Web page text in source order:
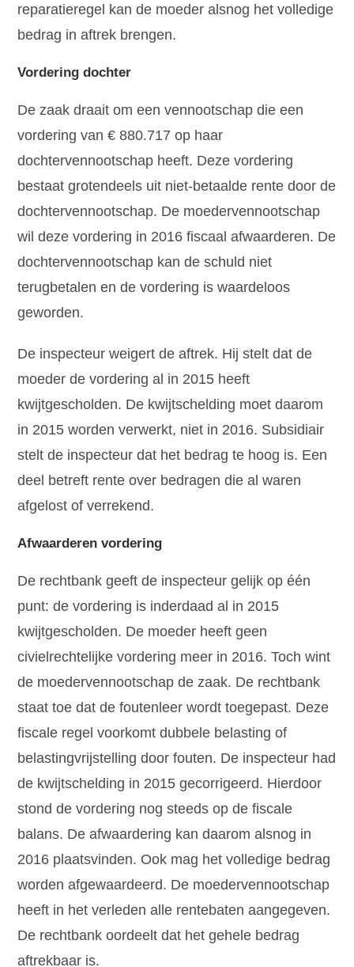
reparatieregel kan de moeder alsnog het volledige
bedrag in aftrek brengen.
Vordering dochter
De zaak draait om een vennootschap die een
vordering van € 880.717 op haar
dochtervennootschap heeft. Deze vordering
bestaat grotendeels uit niet-betaalde rente door de
dochtervennootschap. De moedervennootschap
wil deze vordering in 2016 fiscaal afwaarderen. De
dochtervennootschap kan de schuld niet
terugbetalen en de vordering is waardeloos
geworden.
De inspecteur weigert de aftrek. Hij stelt dat de
moeder de vordering al in 2015 heeft
kwijtgescholden. De kwijtschelding moet daarom
in 2015 worden verwerkt, niet in 2016. Subsidiair
stelt de inspecteur dat het bedrag te hoog is. Een
deel betreft rente over bedragen die al waren
afgelost of verrekend.
Afwaarderen vordering
De rechtbank geeft de inspecteur gelijk op één
punt: de vordering is inderdaad al in 2015
kwijtgescholden. De moeder heeft geen
civielrechtelijke vordering meer in 2016. Toch wint
de moedervennootschap de zaak. De rechtbank
staat toe dat de foutenleer wordt toegepast. Deze
fiscale regel voorkomt dubbele belasting of
belastingvrijstelling door fouten. De inspecteur had
de kwijtschelding in 2015 gecorrigeerd. Hierdoor
stond de vordering nog steeds op de fiscale
balans. De afwaardering kan daarom alsnog in
2016 plaatsvinden. Ook mag het volledige bedrag
worden afgewaardeerd. De moedervennootschap
heeft in het verleden alle rentebaten aangegeven.
De rechtbank oordeelt dat het gehele bedrag
aftrekbaar is.